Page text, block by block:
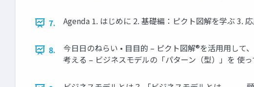
7. Agenda 1. はじめに 2. 基礎編：ピクト図解を学ぶ 3.
8.
今⽇日のねらい • ⽬目的 – ピクト図解®を活⽤用して
考える – ビジネスモデルの「パターン（型）」を 使